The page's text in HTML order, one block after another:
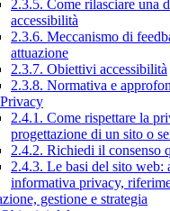
2.3.5. Come rilasciare una
accessibilità
2.3.6. Meccanismo di
attuazione
2.3.7. Obiettivi accessibilità
2.3.8. Normativa e
2.4.1. Come rispettare la
progettazione di un sito o
2.4.2. Richiedi il consenso
2.4.3. Le basi del sito web:
informativa privacy,
gestione e strategia